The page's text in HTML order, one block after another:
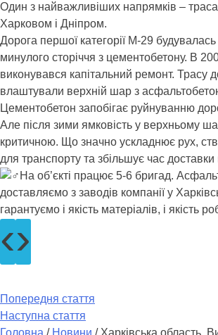
Один з найважливіших напрямків –
Харковом і Дніпром.
Дорога першої категорії М-29
минулого сторіччя з цементобетону. В
виконувався капітальний ремонт. Трасу
влаштували верхній шар з
Цементобетон запобігає руйнуванню
Але після зими ямковість у верхньому
критичною. Що значно ускладнює рух,
для транспорту та збільшує час доставки
На об’єкті працює 5-6 бригад.
доставляємо з заводів компанії у
гарантуємо і якість матеріалів, і якість
‹›
Попередня стаття
Наступна стаття
Головна / Новини / Харківська область.